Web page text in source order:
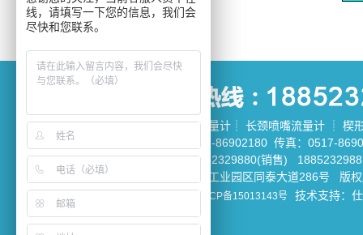
矿浆电磁流量计 ┊ 长颈喷嘴流量计 ┊ 楔
电话：0517-86902180 传真：0517-
手机：18852329880(销售)
地址：金湖工业园区同泰大道286号 版
苏ICP备15013143号 技术支持：
友情链接:
线，请填写一下您的信息，我们会
尽快和您联系。